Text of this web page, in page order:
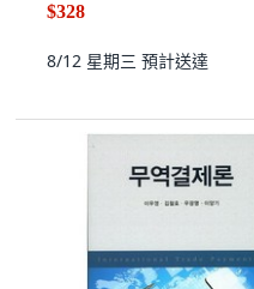
$328
8/12 星期三 預計送達